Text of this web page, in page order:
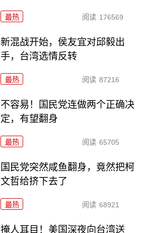
最热 阅读 176569
新混战开始，侯友宜对邱毅出
手，台湾选情反转
最热 阅读 87216
不容易！国民党连做两个正确决
定，有望翻身
最热 阅读 65705
国民党突然咸鱼翻身，竟然把柯
文哲给挤下去了
最热 阅读 68921
掩人耳目！美国深夜向台湾送